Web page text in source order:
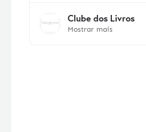
Clube dos Livros
Mostrar mais